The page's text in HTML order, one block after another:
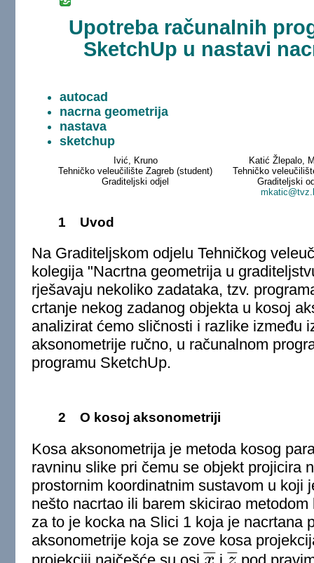
Upotreba računalnih
SketchUp u nastavi
autocad
nacrna geometrija
nastava
sketchup
Ivić, Kruno
Tehničko veleučilište Zagreb (student)
Graditeljski odjel
Katić Žlepalo,
Tehničko
Graditeljski
1 Uvod
Na Graditeljskom odjelu Tehničkog
kolegija "Nacrtna geometrija u
rješavaju nekoliko zadataka, tzv.
crtanje nekog zadanog objekta u kosoj
analizirat ćemo sličnosti i razlike između
aksonometrije ručno, u računalnom
programu SketchUp.
2 O kosoj aksonometriji
Kosa aksonometrija je metoda kosog
ravninu slike pri čemu se objekt projicira
prostornim koordinatnim sustavom u koji
nešto nacrtao ili barem skicirao
za to je kocka na Slici 1 koja je nacrtana
aksonometrije koja se zove kosa
¯¯
¯ ¯¯
¯